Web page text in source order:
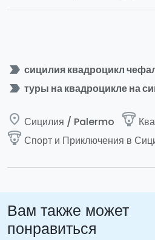
label_important сицилия квадроцикл
label_important туры на квадроцикле на
place Сицилия / Palermo paragliding
paragliding Спорт и Приключения в
Вам также может
понравиться